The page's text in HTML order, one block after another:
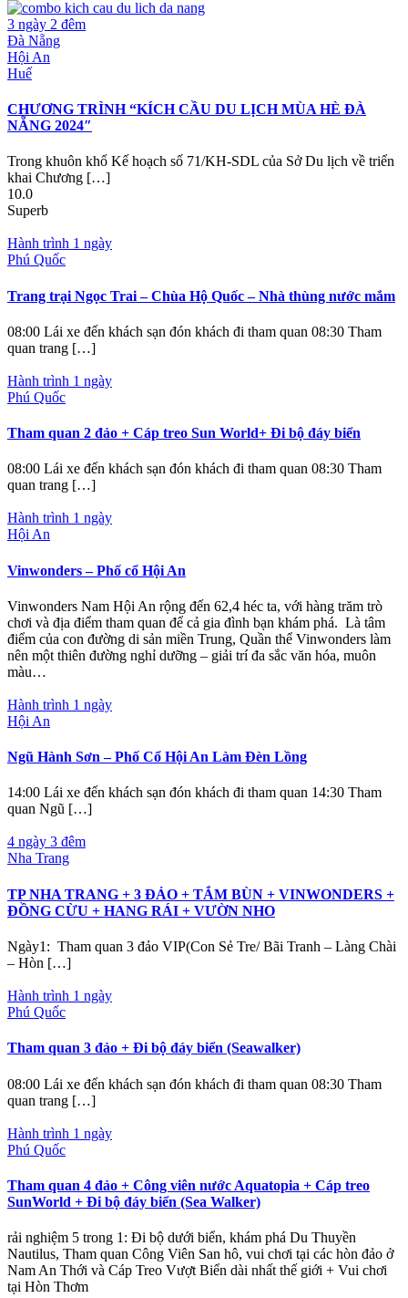
3 ngày 2 đêm
Đà Nẵng
Hội An
Huế
CHƯƠNG TRÌNH “KÍCH CẦU DU LỊCH MÙA HÈ ĐÀ
NẴNG 2024″
Trong khuôn khổ Kế hoạch số 71/KH-SDL của Sở Du lịch về triển
khai Chương […]
10.0
Superb
Hành trình 1 ngày
Phú Quốc
Trang trại Ngọc Trai – Chùa Hộ Quốc – Nhà thùng nước mắm
08:00 Lái xe đến khách sạn đón khách đi tham quan 08:30 Tham
quan trang […]
Hành trình 1 ngày
Phú Quốc
Tham quan 2 đảo + Cáp treo Sun World+ Đi bộ đáy biển
08:00 Lái xe đến khách sạn đón khách đi tham quan 08:30 Tham
quan trang […]
Hành trình 1 ngày
Hội An
Vinwonders – Phố cổ Hội An
Vinwonders Nam Hội An rộng đến 62,4 héc ta, với hàng trăm trò
chơi và địa điểm tham quan để cả gia đình bạn khám phá. Là tâm
điểm của con đường di sản miền Trung, Quần thể Vinwonders làm
nên một thiên đường nghỉ dưỡng – giải trí đa sắc văn hóa, muôn
màu…
Hành trình 1 ngày
Hội An
Ngũ Hành Sơn – Phố Cổ Hội An Làm Đèn Lồng
14:00 Lái xe đến khách sạn đón khách đi tham quan 14:30 Tham
quan Ngũ […]
4 ngày 3 đêm
Nha Trang
TP NHA TRANG + 3 ĐẢO + TẮM BÙN + VINWONDERS +
ĐỒNG CỪU + HANG RÁI + VƯỜN NHO
Ngày1: Tham quan 3 đảo VIP(Con Sẻ Tre/ Bãi Tranh – Làng Chài
– Hòn […]
Hành trình 1 ngày
Phú Quốc
Tham quan 3 đảo + Đi bộ đáy biển (Seawalker)
08:00 Lái xe đến khách sạn đón khách đi tham quan 08:30 Tham
quan trang […]
Hành trình 1 ngày
Phú Quốc
Tham quan 4 đảo + Công viên nước Aquatopia + Cáp treo
SunWorld + Đi bộ đáy biển (Sea Walker)
rải nghiệm 5 trong 1: Đi bộ dưới biển, khám phá Du Thuyền
Nautilus, Tham quan Công Viên San hô, vui chơi tại các hòn đảo ở
Nam An Thới và Cáp Treo Vượt Biển dài nhất thế giới + Vui chơi
tại Hòn Thơm